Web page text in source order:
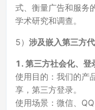
式、衡量广告和服务
学术研究和调查。
5） 涉及嵌入第三方
1. 第三方社会化、
使用目的：我们的产
享，第三方登录。
使用场景：微信、QQ